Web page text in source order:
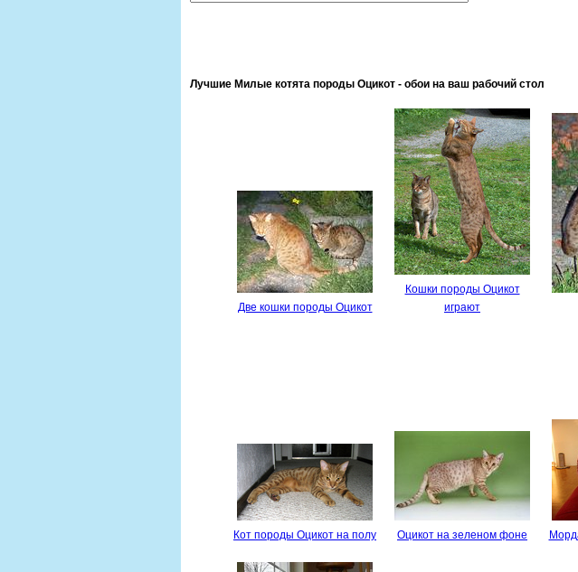
Лучшие Милые котята породы Оцикот - обои на ваш рабочий стол
Две кошки породы Оцикот
Кошки породы Оцикот
играют
Кот породы Оцикот на полу Оцикот на зеленом фоне